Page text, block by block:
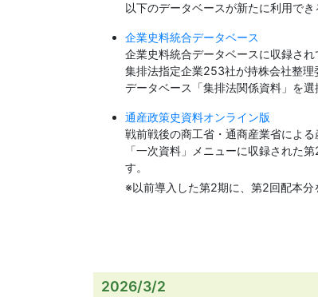
以下のデータベースが新たに利用でき
企業史料統合データベース
企業史料統合データベースに収録さ
集排法指定企業253社が持株会社整
データベース「集排法関係資料」を選
通産政策史資料オンライン版
戦前戦後の商工省・通商産業省によ
「一次資料」メニューに収録された
す。
※以前導入した第2期に、第2回配本分
2026/3/2